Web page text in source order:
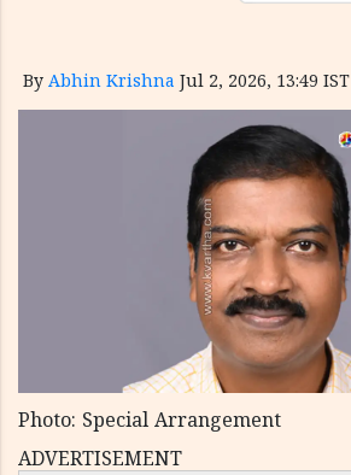
By Abhin Krishna Jul 2, 2026, 13:49 IST
Photo: Special Arrangement
ADVERTISEMENT